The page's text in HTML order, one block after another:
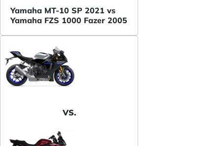
Yamaha MT-10 SP 2021 vs
Yamaha FZS 1000 Fazer 2005
VS.